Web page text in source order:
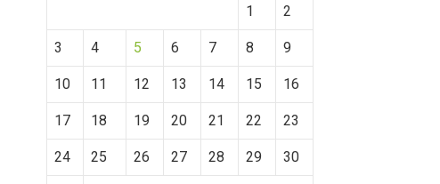
1 2
3 4 5 6 7 8 9
10 11 12 13 14 15 16
17 18 19 20 21 22 23
24 25 26 27 28 29 30